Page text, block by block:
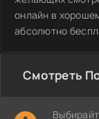
онлайн в
абсолютно
Смотреть